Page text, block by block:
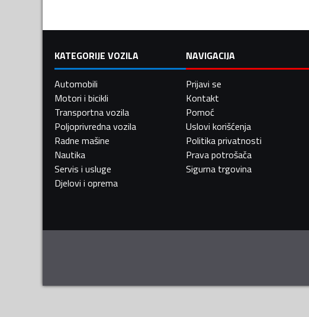
KATEGORIJE VOZILA
Automobili
Motori i bicikli
Transportna vozila
Poljoprivredna vozila
Radne mašine
Nautika
Servis i usluge
Djelovi i oprema
NAVIGACIJA
Prijavi se
Kontakt
Pomoć
Uslovi korišćenja
Politika privatnosti
Prava potrošača
Sigurna trgovina